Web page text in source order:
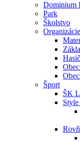
Dominium
Park
Školstvo
Organizácie
Šport
ŠK